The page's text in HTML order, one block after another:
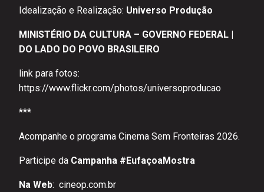
Idealização e Realização: Universo Produção
MINISTÉRIO DA CULTURA – GOVERNO FEDERAL |
DO LADO DO POVO BRASILEIRO
link para fotos:
https://www.flickr.com/photos/universoproducao
***
Acompanhe o programa Cinema Sem Fronteiras 2026.
Participe da Campanha #EufaçoaMostra
Na Web: cineop.com.br